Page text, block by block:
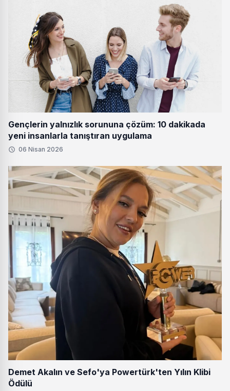
Gençlerin yalnızlık sorununa çözüm: 10 dakikada
yeni insanlarla tanıştıran uygulama
06 Nisan 2026
Demet Akalın ve Sefo'ya Powertürk'ten Yılın Klibi
Ödülü